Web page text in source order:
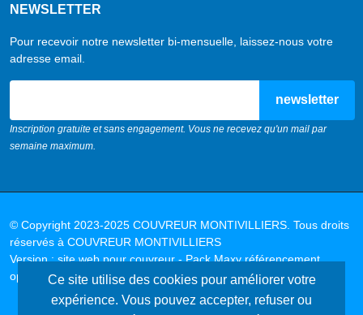
NEWSLETTER
Pour recevoir notre newsletter bi-mensuelle, laissez-nous votre
adresse email.
email
Inscription gratuite et sans engagement. Vous ne recevez qu'un mail par
semaine maximum.
© Copyright 2023-2025 COUVREUR MONTIVILLIERS . Tous droits
réservés à COUVREUR MONTIVILLIERS
Version :site web pour couvreur - Pack Maxy référencement
optimisé SEO local - V3.0 - Janvier 2025
site internet créer parMAXYPUB
Ce site utilise des cookies pour améliorer votre
expérience. Vous pouvez accepter, refuser ou